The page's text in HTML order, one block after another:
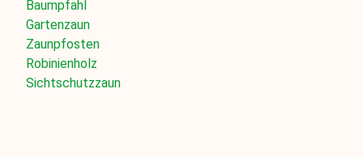
Baumpfahl
Gartenzaun
Zaunpfosten
Robinienholz
Sichtschutzzaun